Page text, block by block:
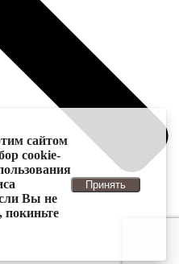
сайтом
cookie-
Вы не
покиньте
Принять